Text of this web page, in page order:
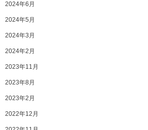
2024年6月
2024年5月
2024年3月
2024年2月
2023年11月
2023年8月
2023年2月
2022年12月